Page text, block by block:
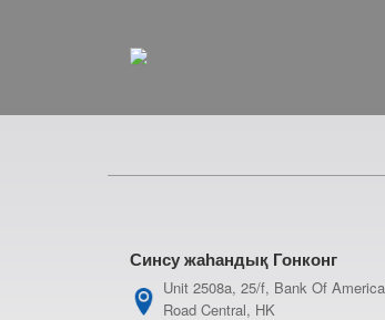
Синсу жаһандық Гонконг
Unit 2508a, 25/f, Bank Of
Road Central, HK